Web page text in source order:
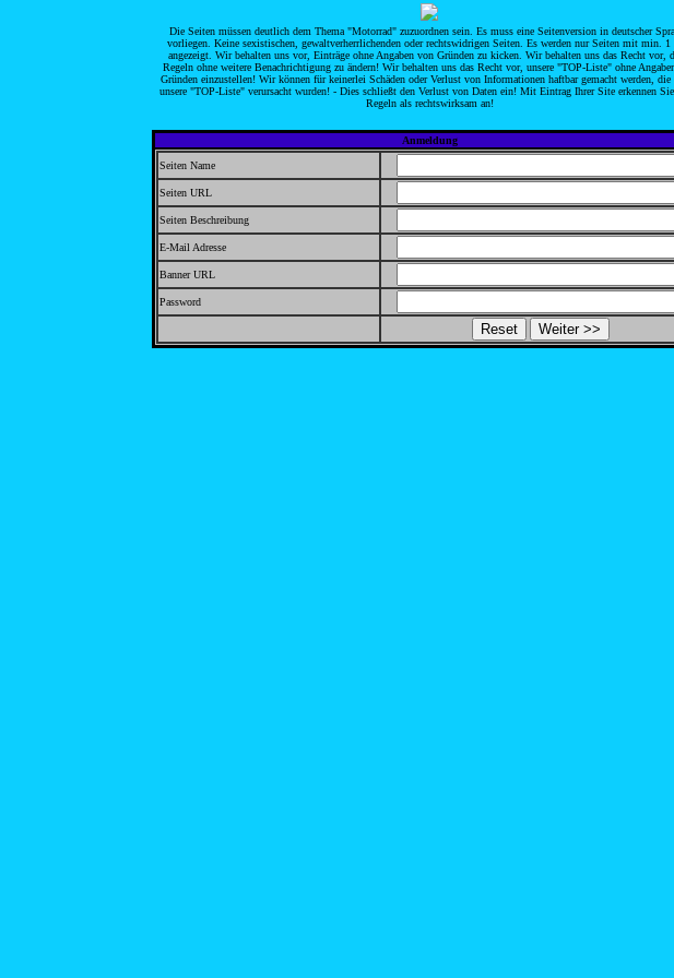
Die Seiten müssen deutlich dem Thema "Motorrad" zuzuordnen sein. Es muss eine Seitenversion in deutscher
vorliegen. Keine sexistischen, gewaltverherrlichenden oder rechtswidrigen Seiten. Es werden nur Seiten mit min.
angezeigt. Wir behalten uns vor, Einträge ohne Angaben von Gründen zu kicken. Wir behalten uns das Recht vor,
Regeln ohne weitere Benachrichtigung zu ändern! Wir behalten uns das Recht vor, unsere "TOP-Liste" ohne
Gründen einzustellen! Wir können für keinerlei Schäden oder Verlust von Informationen haftbar gemacht werden, die
unsere "TOP-Liste" verursacht wurden! - Dies schließt den Verlust von Daten ein! Mit Eintrag Ihrer Site erkennen
Regeln als rechtswirksam an!
Anmeldung
Seiten Name
Seiten URL
Seiten Beschreibung
E-Mail Adresse
Banner URL
Password